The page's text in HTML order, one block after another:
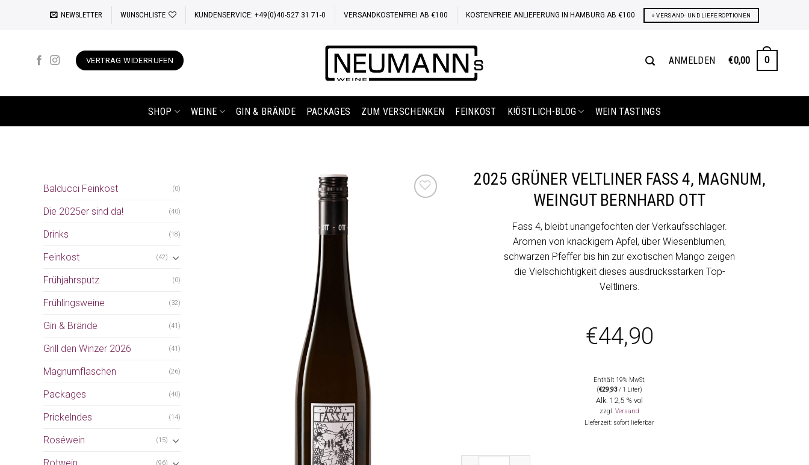
NEWSLETTER WUNSCHLISTE KUNDENSERVICE: +49(0)40-527 31 71-0 VERSANDKOSTENFREI AB €100 KOSTENFREIE ANLIEFERUNG IN HAMBURG AB €100 » VERSAND- UND LIEFEROPTIONEN
VERTRAG WIDERRUFEN ANMELDEN €0,00 0
SHOP WEINE GIN & BRÄNDE PACKAGES ZUM VERSCHENKEN FEINKOST K!ÖSTLICH-BLOG WEIN TASTINGS
Balducci Feinkost (0)
Die 2025er sind da! (40)
Drinks (18)
Feinkost (42)
Frühjahrsputz (0)
Frühlingsweine (32)
Gin & Brände (41)
Grill den Winzer 2026 (41)
Magnumflaschen (26)
Packages (40)
Prickelndes (14)
Roséwein (15)
(96)
2025 GRÜNER VELTLINER FASS 4, MAGNUM,
WEINGUT BERNHARD OTT
Fass 4, bleibt unangefochten der Verkaufsschlager.
Aromen von knackigem Apfel, über Wiesenblumen,
schwarzen Pfeffer bis hin zur exotischen Mango zeigen
die Vielschichtigkeit dieses ausdrucksstarken Top-
Veltliners.
€44,90
Enthält 19% MwSt.
(€29,93/ 1 Liter)
Alk. 12,5 % vol
zzgl.Versand
Lieferzeit: sofort lieferbar